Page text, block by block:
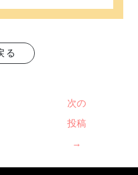
る
次の
投稿
→